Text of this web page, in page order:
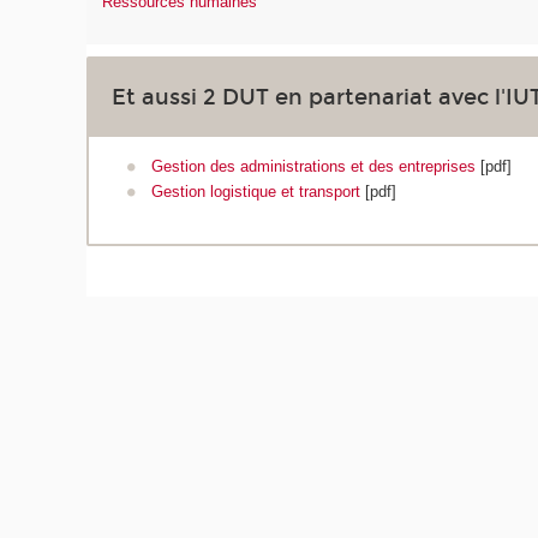
Et aussi 2 DUT en partenariat avec
Gestion des administrations et des entreprises [pdf]
Gestion logistique et transport[pdf]